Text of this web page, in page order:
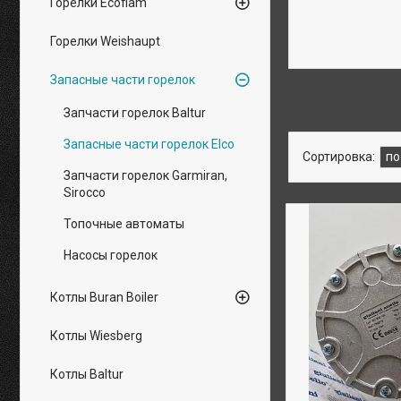
Горелки Weishaupt
Запасные части горелок
Запчасти горелок Baltur
Запасные части горелок Elco
Запчасти горелок Garmiran,
Sirocco
Топочные автоматы
Насосы горелок
Котлы Buran Boiler
Котлы Wiesberg
Котлы Baltur